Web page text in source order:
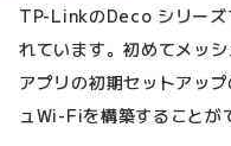
TP-LinkのDeco シリーズ
れています。初めてメッ
アプリの初期セットアッ
ュWi-Fiを構築することが